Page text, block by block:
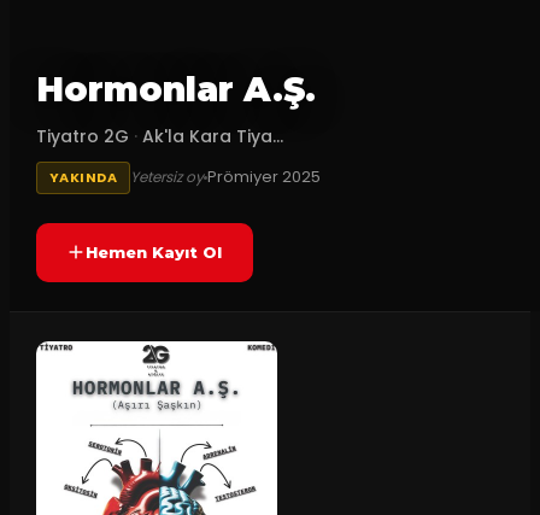
Hormonlar A.Ş.
Tiyatro 2G · Ak'la Kara Tiya...
YAKINDA Yetersiz oyPrömiyer 2025
Hemen Kayıt Ol